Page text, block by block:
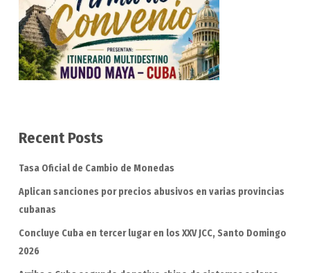
Recent Posts
Tasa Oficial de Cambio de Monedas
Aplican sanciones por precios abusivos en varias provincias
cubanas
Concluye Cuba en tercer lugar en los XXV JCC, Santo Domingo
2026